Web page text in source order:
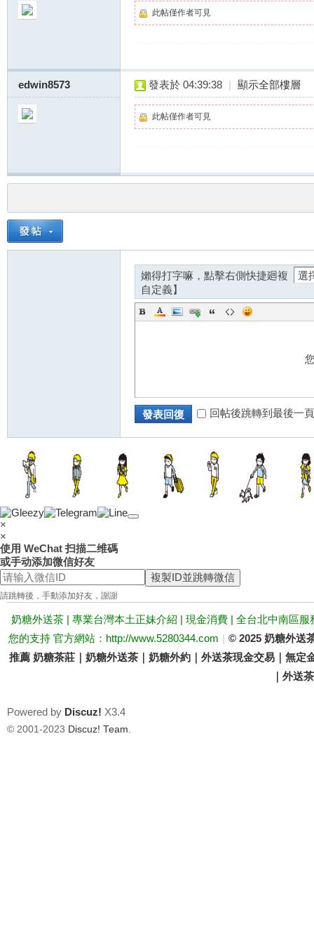
此帖僅作者可見
edwin8573 發表於 04:39:38 | 顯示全部樓層
此帖僅作者可見
嬾得打字嘛，點擊右側快捷廻複
自定義】
發表回復 回帖後跳轉到最後一頁
×
×
使用 WeChat 扫描二维碼
或手动添加微信好友
複製ID並跳轉微信
請跳轉後，手動添加好友，謝謝
奶糖外送茶 | 專業台灣本土正妹介紹 | 現金消費 | 全台北中南區
您的支持 官方網站：http://www.5280344.com | © 2025 奶糖外送
推薦 奶糖茶莊｜奶糖外送茶｜奶糖外約｜外送茶現金交易｜無
｜外送
Powered by Discuz! X3.4
© 2001-2023 Discuz! Team.